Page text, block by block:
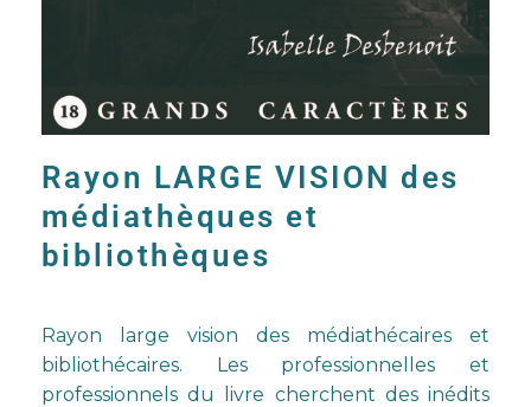
Rayon LARGE VISION des
médiathèques et
bibliothèques
Rayon large vision des médiathécaires et
bibliothécaires. Les professionnelles et
professionnels du livre cherchent des inédits